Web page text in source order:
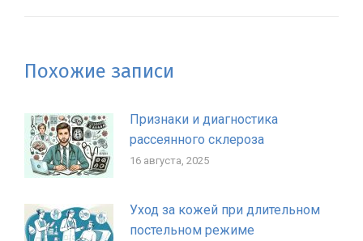
Похожие записи
Признаки и диагностика
рассеянного склероза
16 августа, 2025
Уход за кожей при длительном
постельном режиме